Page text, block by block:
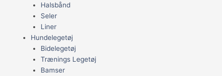
Halsbånd
Seler
Liner
Hundelegetøj
Bidelegetøj
Trænings Legetøj
Bamser